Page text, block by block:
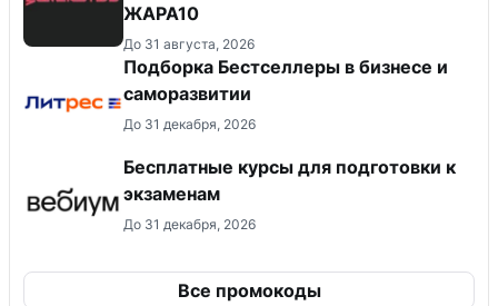
ЖАРА10
До 31 августа, 2026
Подборка Бестселлеры в бизнесе и
саморазвитии
До 31 декабря, 2026
Бесплатные курсы для подготовки к
экзаменам
До 31 декабря, 2026
Все промокоды